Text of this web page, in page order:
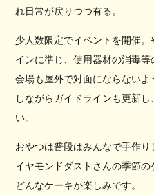
れ日常が戻りつつ有る。
少人数限定でイベントを開催
インに準じ、使用器材の消毒等
会場も屋外で対面にならない
しながらガイドラインも更新
い。
おやつは普段はみんなで手作
イヤモンドダストさんの季節の
どんなケーキか楽しみです。